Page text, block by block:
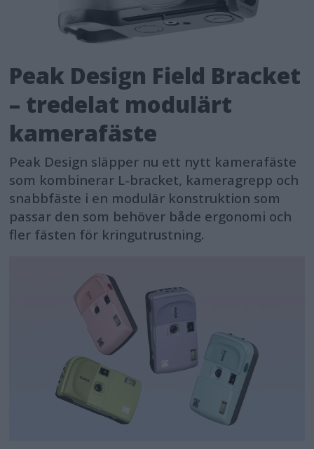
Peak Design Field Bracket
– tredelat modulärt
kamerafäste
Peak Design släpper nu ett nytt kamerafäste
som kombinerar L-bracket, kameragrepp och
snabbfäste i en modulär konstruktion som
passar den som behöver både ergonomi och
fler fästen för kringutrustning.